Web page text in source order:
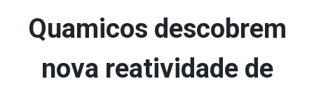
Qua­micos descobrem
nova reatividade de